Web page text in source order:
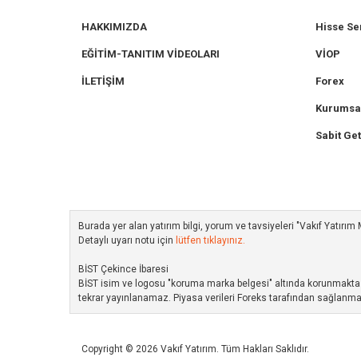
HAKKIMIZDA
EĞİTİM-TANITIM VİDEOLARI
İLETİŞİM
Hisse
VİOP
Forex
Sabit
Burada yer alan yatırım bilgi, yorum ve tavsiyeleri "Vakıf
Detaylı uyarı notu için lütfen tıklayınız.
BİST Çekince İbaresi
BİST isim ve logosu "koruma marka belgesi" altında
tekrar yayınlanamaz. Piyasa verileri Foreks tarafından
Copyright © 2026 Vakıf Yatırım. Tüm Hakları Saklıdır.